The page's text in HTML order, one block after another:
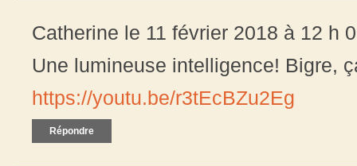
Catherine le 11 février 2018 à 12 h
Une lumineuse intelligence! Bigre,
https://youtu.be/r3tEcBZu2Eg
Répondre